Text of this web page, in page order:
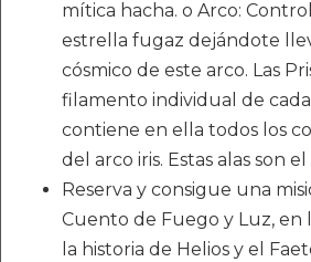
mítica hacha. o Arco:
estrella fugaz dejándote
cósmico de este arco. Las
filamento individual de
contiene en ella todos los
del arco iris. Estas alas son
Reserva y consigue una
Cuento de Fuego y Luz, en
la historia de Helios y el